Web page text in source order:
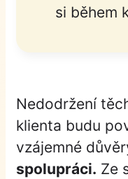
si během
Nedodržení
klienta budu
vzájemné
spolupráci. Ze